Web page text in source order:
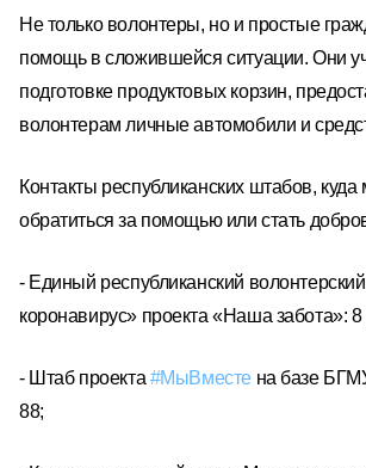
Не только волонтеры, но и простые
помощь в сложившейся ситуации. Они
подготовке продуктовых корзин,
волонтерам личные автомобили и
Контакты республиканских штабов,
обратиться за помощью или стать
- Единый республиканский
коронавирус» проекта «Наша забота»:
- Штаб проекта #МыВместена базе
88;